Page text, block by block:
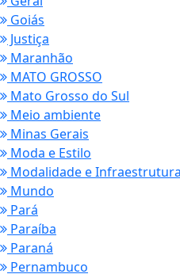
Goiás
Justiça
Maranhão
MATO GROSSO
Mato Grosso do Sul
Meio ambiente
Minas Gerais
Moda e Estilo
Modalidade e Infraestrutura
Mundo
Pará
Paraíba
Paraná
Pernambuco